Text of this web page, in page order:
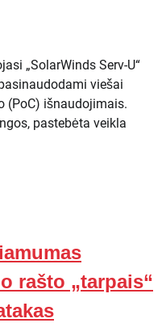
„SolarWinds Serv-U“
viešai
(PoC) išnaudojimais.
pastebėta veikla
rašto „tarpais“